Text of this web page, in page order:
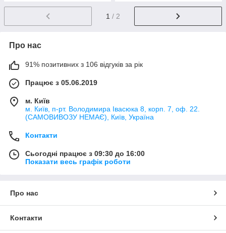
1 / 2
Про нас
91% позитивних з 106 відгуків за рік
Працює з 05.06.2019
м. Київ
м. Київ, п-рт. Володимира Івасюка 8, корп. 7, оф. 22.
(САМОВИВОЗУ НЕМАЄ), Київ, Україна
Контакти
Сьогодні працює з 09:30 до 16:00
Показати весь графік роботи
Про нас
Контакти